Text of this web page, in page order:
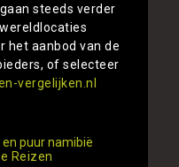
steeds verder
het aanbod van de
of selecteer
vergelijken.nl
Reizen